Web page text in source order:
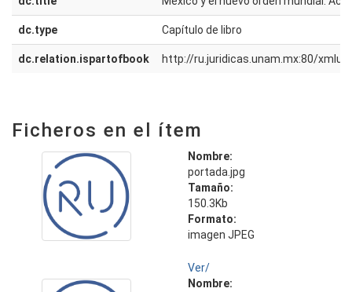
dc.type Capítulo de libro
dc.relation.ispartofbook http://ru.juridicas.unam.mx:80/
Ficheros en el ítem
Nombre:
portada.jpg
Tamaño:
150.3Kb
Formato:
imagen JPEG
Ver/
Nombre: